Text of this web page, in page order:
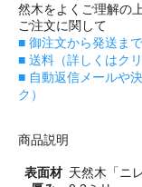
然木をよくご理解の
ご注文に関して
■ 御注文から発送ま
■ 送料（詳しくはクリ
■ 自動返信メールや
ク）
商品説明
表面材 天然木「ニ